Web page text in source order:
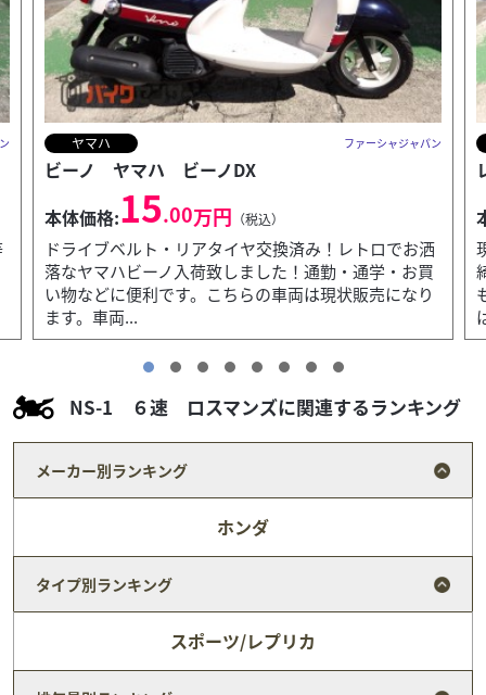
スズキ ファーシャジャパン
レッツ4
本体価格:9.00万円 （税込）
現状販売車両とさせて頂いております。外装は比較的
綺麗な状態の格安車両♪ お手軽にキビキビ走り、燃費
も良好！通勤通学の足に一台いかがですか。 お支払い
は...
NS-1 ６速 ロスマンズに関連するランキング
メーカー別ランキング
ホンダ
タイプ別ランキング
スポーツ/レプリカ